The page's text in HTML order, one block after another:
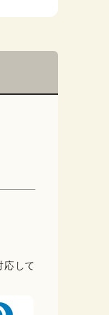
して